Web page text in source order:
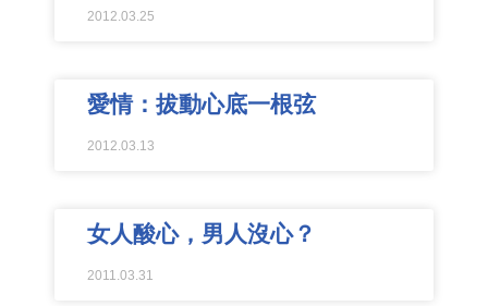
2012.03.25
愛情：拔動心底一根弦
2012.03.13
女人酸心，男人沒心？
2011.03.31